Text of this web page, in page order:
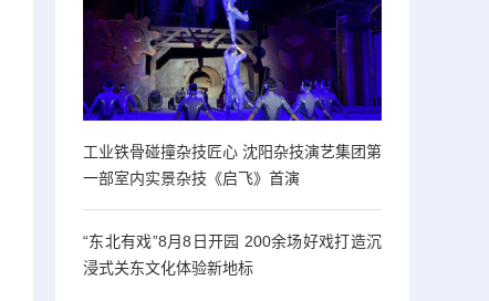
工业铁骨碰撞杂技匠心 沈阳杂技演艺集团第
一部室内实景杂技《启飞》首演
“东北有戏”8月8日开园 200余场好戏打造沉
浸式关东文化体验新地标